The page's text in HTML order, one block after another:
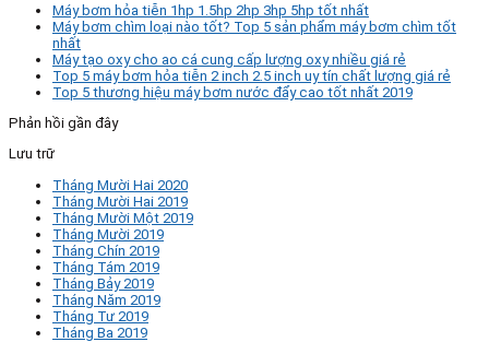
Máy bơm hỏa tiễn 1hp 1.5hp 2hp 3hp 5hp tốt nhất
Máy bơm chìm loại nào tốt? Top 5 sản phẩm máy bơm chìm tốt
nhất
Máy tạo oxy cho ao cá cung cấp lượng oxy nhiều giá rẻ
Top 5 máy bơm hỏa tiễn 2 inch 2.5 inch uy tín chất lượng giá rẻ
Top 5 thương hiệu máy bơm nước đẩy cao tốt nhất 2019
Phản hồi gần đây
Lưu trữ
Tháng Mười Hai 2020
Tháng Mười Hai 2019
Tháng Mười Một 2019
Tháng Mười 2019
Tháng Chín 2019
Tháng Tám 2019
Tháng Bảy 2019
Tháng Năm 2019
Tháng Tư 2019
Tháng Ba 2019